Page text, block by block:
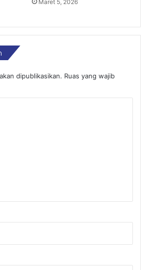
Maret 5, 2026
dipublikasikan. Ruas yang wajib